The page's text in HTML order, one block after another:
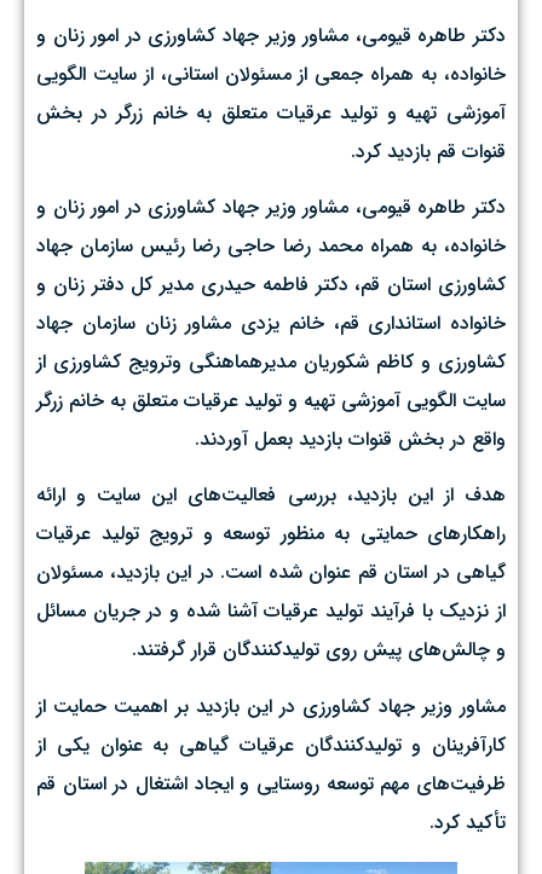
دکتر طاهره قیومی، مشاور وزیر جهاد کشاورزی در امور زنان و
خانواده، به همراه جمعی از مسئولان استانی، از سایت الگویی
آموزشی تهیه و تولید عرقیات متعلق به خانم زرگر در بخش
قنوات قم بازدید کرد.
دکتر طاهره قیومی، مشاور وزیر جهاد کشاورزی در امور زنان و
خانواده، به همراه محمد رضا حاجی رضا رئیس سازمان جهاد
کشاورزی استان قم، دکتر فاطمه حیدری مدیر کل دفتر زنان و
خانواده استانداری قم، خانم یزدی مشاور زنان سازمان جهاد
کشاورزی و کاظم شکوریان مدیرهماهنگی وترویج کشاورزی از
سایت الگویی آموزشی تهیه و تولید عرقیات متعلق به خانم زرگر
واقع در بخش قنوات بازدید بعمل آوردند.
هدف از این بازدید، بررسی فعالیت‌های این سایت و ارائه
راهکارهای حمایتی به منظور توسعه و ترویج تولید عرقیات
گیاهی در استان قم عنوان شده است. در این بازدید، مسئولان
از نزدیک با فرآیند تولید عرقیات آشنا شده و در جریان مسائل
و چالش‌های پیش روی تولیدکنندگان قرار گرفتند.
مشاور وزیر جهاد کشاورزی در این بازدید بر اهمیت حمایت از
کارآفرینان و تولیدکنندگان عرقیات گیاهی به عنوان یکی از
ظرفیت‌های مهم توسعه روستایی و ایجاد اشتغال در استان قم
تأکید کرد.